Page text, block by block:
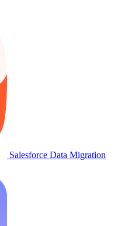
Salesforce Data Migration